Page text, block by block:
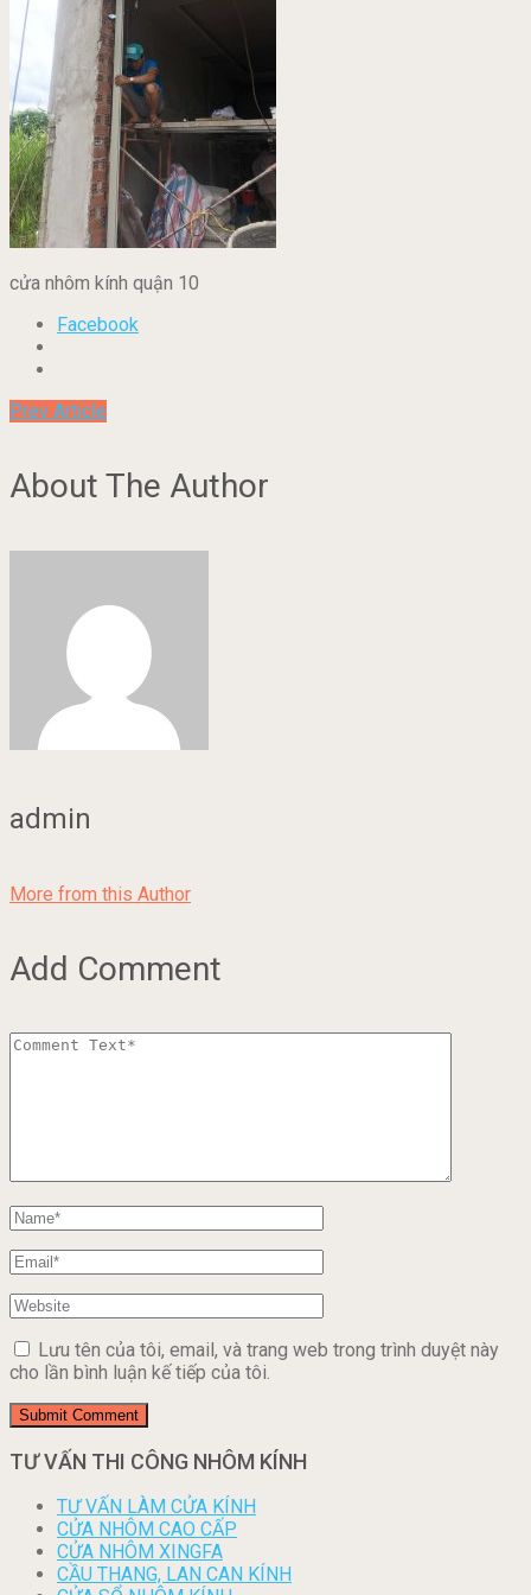
cửa nhôm kính quận 10
Facebook
Prev Article
About The Author
admin
More from this Author
Add Comment
Lưu tên của tôi, email, và trang web trong trình duyệt này
cho lần bình luận kế tiếp của tôi.
TƯ VẤN THI CÔNG NHÔM KÍNH
TƯ VẤN LÀM CỬA KÍNH
CỬA NHÔM CAO CẤP
CỬA NHÔM XINGFA
CẦU THANG, LAN CAN KÍNH